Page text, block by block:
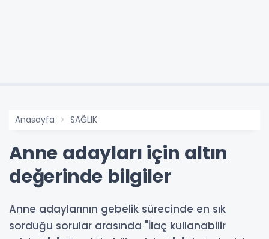
Anasayfa SAĞLIK
Anne adayları için altın
değerinde bilgiler
Anne adaylarının gebelik sürecinde en sık
sorduğu sorular arasında "İlaç kullanabilir